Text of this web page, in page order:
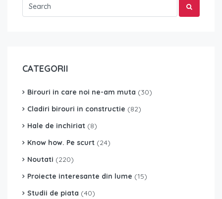
CATEGORII
Birouri in care noi ne-am muta (30)
Cladiri birouri in constructie (82)
Hale de inchiriat (8)
Know how. Pe scurt (24)
Noutati (220)
Proiecte interesante din lume (15)
Studii de piata (40)